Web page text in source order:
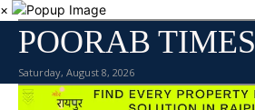
×
POORAB TIMES
Saturday, August 8, 2026